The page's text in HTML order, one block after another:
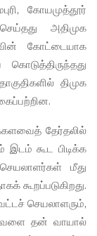
கோயமுத்தூர்
அதிமுக
கோட்டையாக
திமுக
தேர்தலில்
கூட பிடிக்க
மீது
கூறப்படுகிறது.
செயலாளரும்,
தன் வாயால்